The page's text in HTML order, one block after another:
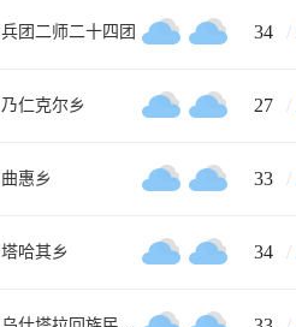
兵团二师二十四团 34 /
乃仁克尔乡 27 /
曲惠乡 33 /
塔哈其乡 34 /